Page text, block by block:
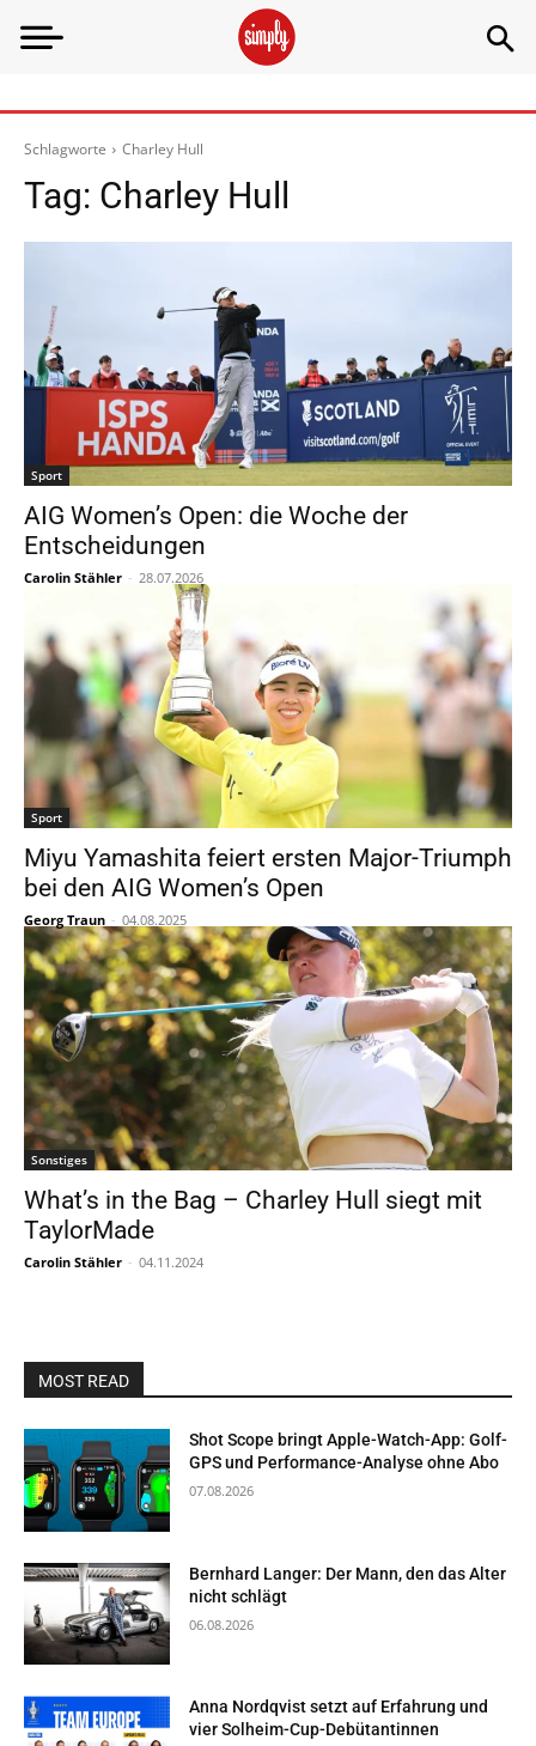
Schlagworte Charley Hull
Tag: Charley Hull
Sport
AIG Women’s Open: die Woche der
Entscheidungen
Carolin Stähler - 28.07.2026
Sport
Miyu Yamashita feiert ersten Major-Triumph
bei den AIG Women’s Open
Georg Traun - 04.08.2025
Sonstiges
What’s in the Bag – Charley Hull siegt mit
TaylorMade
Carolin Stähler - 04.11.2024
MOST READ
Shot Scope bringt Apple-Watch-App: Golf-
GPS und Performance-Analyse ohne Abo
07.08.2026
Bernhard Langer: Der Mann, den das Alter
nicht schlägt
06.08.2026
Anna Nordqvist setzt auf Erfahrung und
vier Solheim-Cup-Debütantinnen